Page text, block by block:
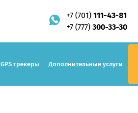
+7 (701) 111-43-81
+7 (777) 300-33-30
GPS трекеры Дополнительные услуги